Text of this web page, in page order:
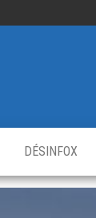
DÉSINFOX